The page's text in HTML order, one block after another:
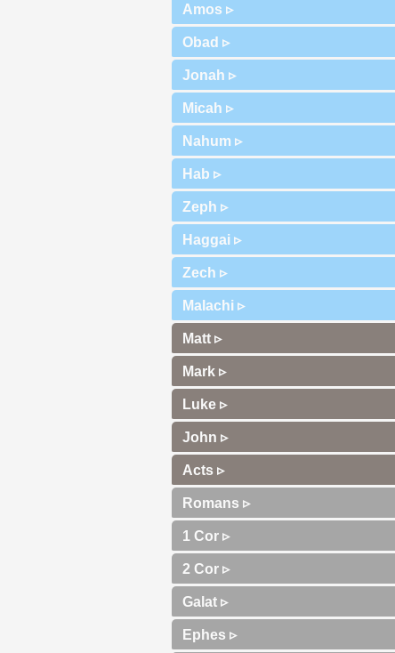
Amos ▹
Obad ▹
Jonah ▹
Micah ▹
Nahum ▹
Hab ▹
Zeph ▹
Haggai ▹
Zech ▹
Malachi ▹
Matt ▹
Mark ▹
Luke ▹
John ▹
Acts ▹
Romans ▹
1 Cor ▹
2 Cor ▹
Galat ▹
Ephes ▹